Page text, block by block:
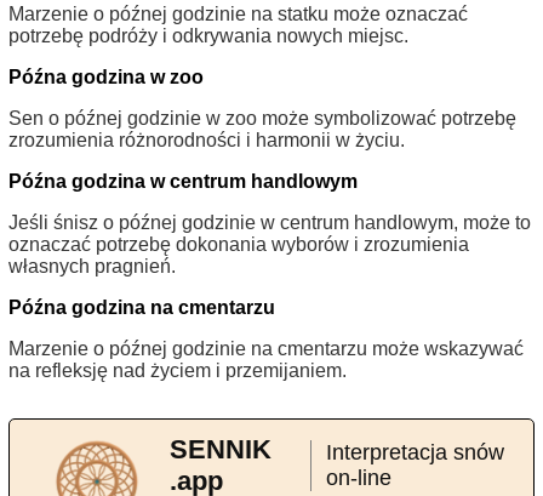
Marzenie o późnej godzinie na statku może oznaczać
potrzebę podróży i odkrywania nowych miejsc.
Późna godzina w zoo
Sen o późnej godzinie w zoo może symbolizować potrzebę
zrozumienia różnorodności i harmonii w życiu.
Późna godzina w centrum handlowym
Jeśli śnisz o późnej godzinie w centrum handlowym, może to
oznaczać potrzebę dokonania wyborów i zrozumienia
własnych pragnień.
Późna godzina na cmentarzu
Marzenie o późnej godzinie na cmentarzu może wskazywać
na refleksję nad życiem i przemijaniem.
SENNIK
.app
Interpretacja snów
on-line